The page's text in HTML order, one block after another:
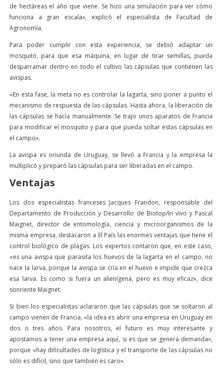
de hectáreas el año que viene. Se hizo una simulación para ver cómo
funciona a gran escala», explicó el especialista de Facultad de
Agronomía.
Para poder cumplir con esta experiencia, se debió adaptar un
mosquito, para que esa máquina, en lugar de tirar semillas, pueda
desparramar dentro en todo el cultivo las cápsulas que contienen las
avispas.
«En esta fase, la meta no es controlar la lagarta, sino poner a punto el
mecanismo de respuesta de las cápsulas. Hasta ahora, la liberación de
las cápsulas se hacía manualmente. Se trajo unos aparatos de Francia
para modificar el mosquito y para que pueda soltar estas cápsulas en
el campo».
La avispa es oriunda de Uruguay, se llevó a Francia y la empresa la
multiplicó y preparó las cápsulas para ser liberadas en el campo.
Ventajas
Los dos especialistas franceses Jacques Frandon, responsable del
Departamento de Producción y Desarrollo de Biotop/In vivo y Pascal
Maignet, director de entomología, ciencia y microorganismos de la
misma empresa, destacaron a El País las enormes ventajas que tiene el
control biológico de plagas. Los expertos contaron que, en este caso,
«es una avispa que parasita los huevos de la lagarta en el campo, no
nace la larva, porque la avispa se cría en el huevo e impide que crezca
esa larva. Es como si fuera un alienígena, pero es muy eficaz», dice
sonriente Maignet.
Si bien los especialistas aclararon que las cápsulas que se soltaron al
campo vienen de Francia, «la idea es abrir una empresa en Uruguay en
dos o tres años. Para nosotros, el futuro es muy interesante y
apostamos a tener una empresa aquí, si es que se genera demanda»,
porque «hay dificultades de logística y el transporte de las cápsulas no
sólo es difícil, sino que también es caro».